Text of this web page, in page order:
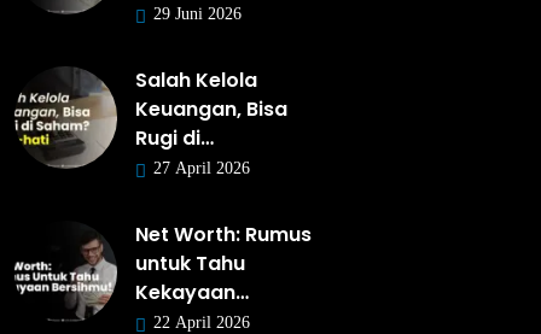
29 Juni 2026
Salah Kelola
Keuangan, Bisa
Rugi di…
27 April 2026
Net Worth: Rumus
untuk Tahu
Kekayaan…
22 April 2026